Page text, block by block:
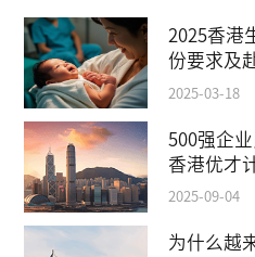
2025香港
份要求及
2025-03-18
500强企
香港优才
2025-09-04
为什么越